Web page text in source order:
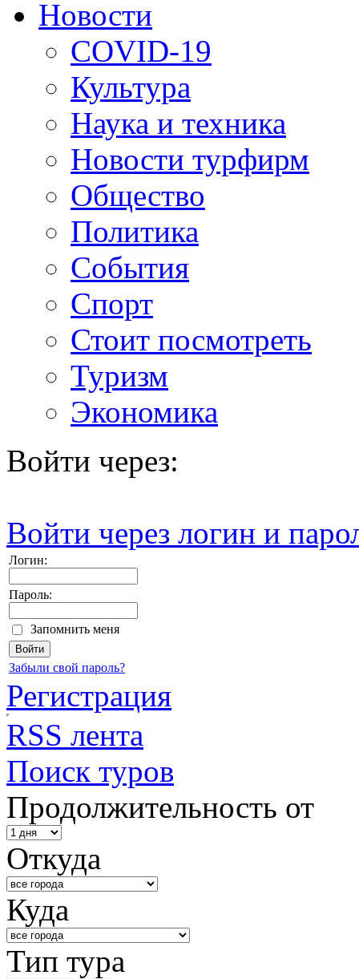
Новости
COVID-19
Культура
Наука и техника
Новости турфирм
Общество
Политика
События
Спорт
Стоит посмотреть
Туризм
Экономика
Войти через:
Войти через логин и
Логин:
Пароль:
Запомнить меня
Забыли свой пароль?
Регистрация
RSS лента
Поиск туров
Продолжительность от
Откуда
Куда
Тип тура